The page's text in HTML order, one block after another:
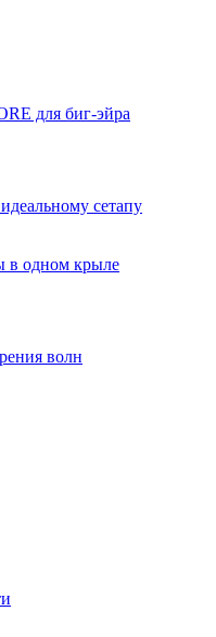
для биг-эйра
сетапу
в одном крыле
волн